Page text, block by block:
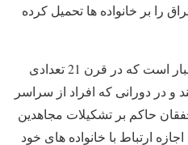
را بر خانواده ها تحمیل کرده
اسلامی می گوید این بسیار اسفبار است که در قرن 21 تعدادی
در دورانی که افراد از سراسر
حاکم بر تشکیلات مجاهدین
ارتباط با خانواده های خود